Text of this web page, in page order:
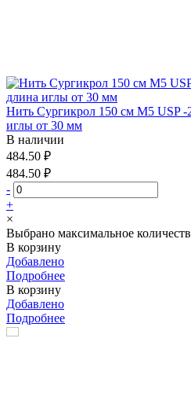
Нить Сургикрол 150 см М5 USP -
иглы от 30 мм
В наличии
484.50 ₽
484.50 ₽
-
+
×
Выбрано максимальное
В корзину
Добавлено
Подробнее
В корзину
Добавлено
Подробнее